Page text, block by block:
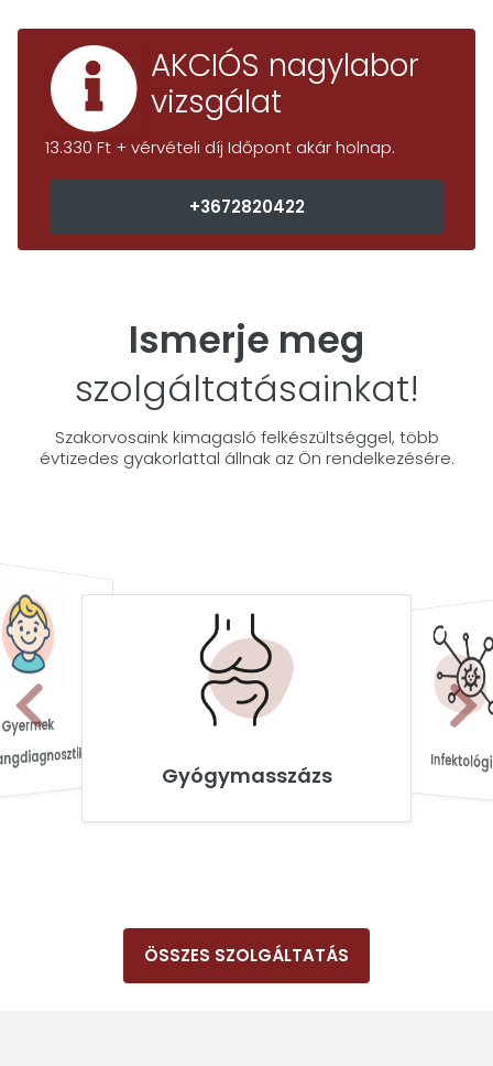
AKCIÓS nagylabor
vizsgálat
13.330 Ft + vérvételi díj Időpont akár holnap.
+3672820422
Ismerje meg
szolgáltatásainkat!
Szakorvosaink kimagasló felkészültséggel, több
évtizedes gyakorlattal állnak az Ön rendelkezésére.
Gyermek
Gyógymasszázs
ÖSSZES SZOLGÁLTATÁS